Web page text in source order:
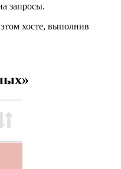
запросы.
хосте, выполнив